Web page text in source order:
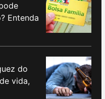
Entenda
do
vida,